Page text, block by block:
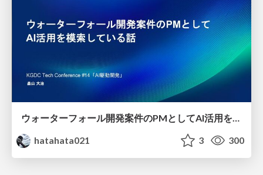
ウォーターフォール開発案件のPMとしてAI活用を模索している話
hatahata021
3 300